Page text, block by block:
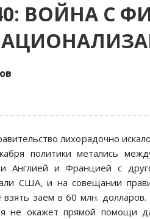
ВОЙНА С
лихорадочно
политики метались
Англией и Францией с
США, и на совещании
заем в 60 млн. долларов.
не окажет прямой помощи